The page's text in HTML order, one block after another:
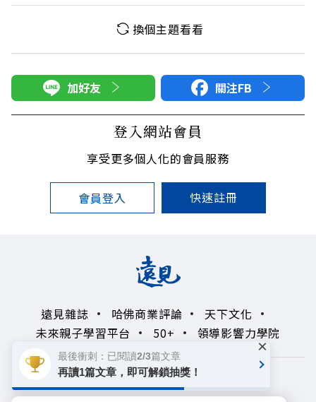
換個主題看看
加好友 關注FB
登入網站會員
享受更多個人化的會員服務
會員登入 快速註冊
遠見雜誌 哈佛商業評論
天下文化
未來親子學習平台
50+ 領導影響力學院
著作權聲明 隱私權政策
最後衝刺：已閱讀2/3篇文章
再讀1篇文章，即可解鎖抽獎！
×